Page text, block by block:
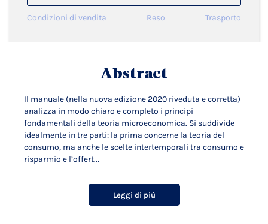
Condizioni di vendita Reso Trasporto
Abstract
Il manuale (nella nuova edizione 2020 riveduta e corretta)
analizza in modo chiaro e completo i principi
fondamentali della teoria microeconomica. Si suddivide
idealmente in tre parti: la prima concerne la teoria del
consumo, ma anche le scelte intertemporali tra consumo e
risparmio e l’offert...
Leggi di più